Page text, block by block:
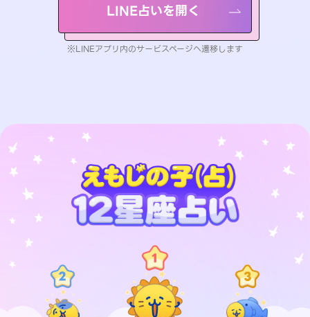
LINE占いを開く
※LINEアプリ内のサービスページへ遷移します